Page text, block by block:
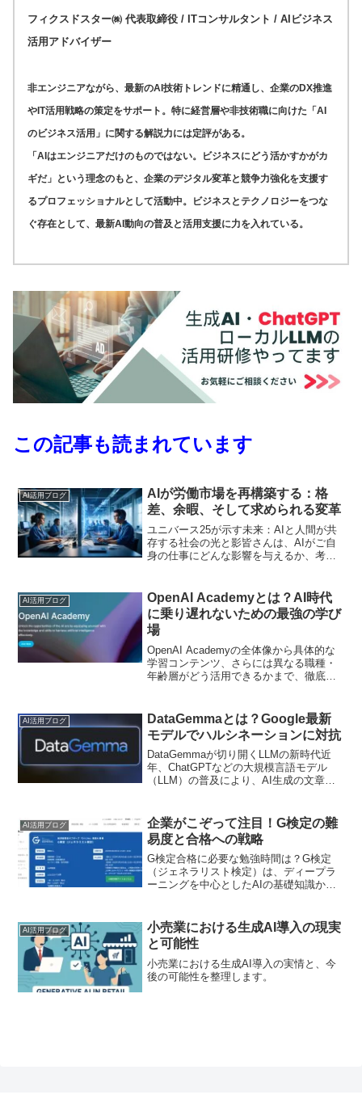
フィクスドスター㈱ 代表取締役 / ITコンサルタント / AIビジネス
活用アドバイザー
非エンジニアながら、最新のAI技術トレンドに精通し、企業のDX推進
やIT活用戦略の策定をサポート。特に経営層や非技術職に向けた「AI
のビジネス活用」に関する解説力には定評がある。
「AIはエンジニアだけのものではない。ビジネスにどう活かすかがカ
ギだ」という理念のもと、企業のデジタル変革と競争力強化を支援す
るプロフェッショナルとして活動中。ビジネスとテクノロジーをつな
ぐ存在として、最新AI動向の普及と活用支援に力を入れている。
この記事も読まれています
AI活用ブログ
AIが労働市場を再構築する：格
差、余暇、そして求められる変革
ユニバース25が示す未来：AIと人間が共
存する社会の光と影皆さんは、AIがご自
身の仕事にどんな影響を与えるか、考え
会のあり方そのものを大きく変えようと
しています。AIに...
AI活用ブログ
OpenAI Academyとは？AI時代
に乗り遅れないための最強の学び
場
OpenAI Academyの全体像から具体的な
学習コンテンツ、さらには異なる職種・
年齢層がどう活用できるかまで、徹底解
AI活用ブログ
DataGemmaとは？Google最新
モデルでハルシネーションに対抗
DataGemmaが切り開くLLMの新時代近
年、ChatGPTなどの大規模言語モデル
（LLM）の普及により、AI生成の文章は
ン”に悩む人も多いのではないでしょう
か。本...
AI活用ブログ
企業がこぞって注目！G検定の難
易度と合格への戦略
G検定合格に必要な勉強時間は？G検定
（ジェネラリスト検定）は、ディープラ
ーニングを中心としたAIの基礎知識から
ャリアアップにつながるの？」「企業が
評価しているのはどんな...
AI活用ブログ
小売業における生成AI導入の現実
と可能性
小売業における生成AI導入の実情と、今
後の可能性を整理します。